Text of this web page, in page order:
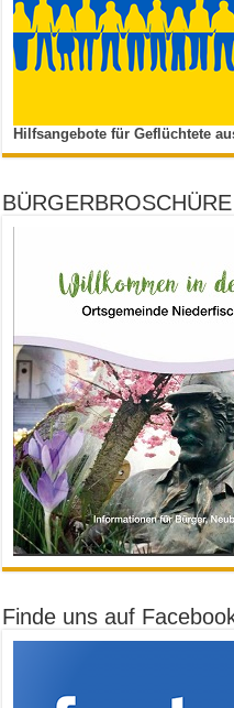
Hilfsangebote für Geflüchtete
BÜRGERBROSCHÜRE
Finde uns auf